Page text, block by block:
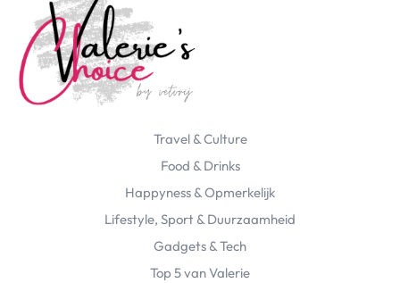
Travel & Culture
Food & Drinks
Happyness & Opmerkelijk
Lifestyle, Sport & Duurzaamheid
Gadgets & Tech
Top 5 van Valerie